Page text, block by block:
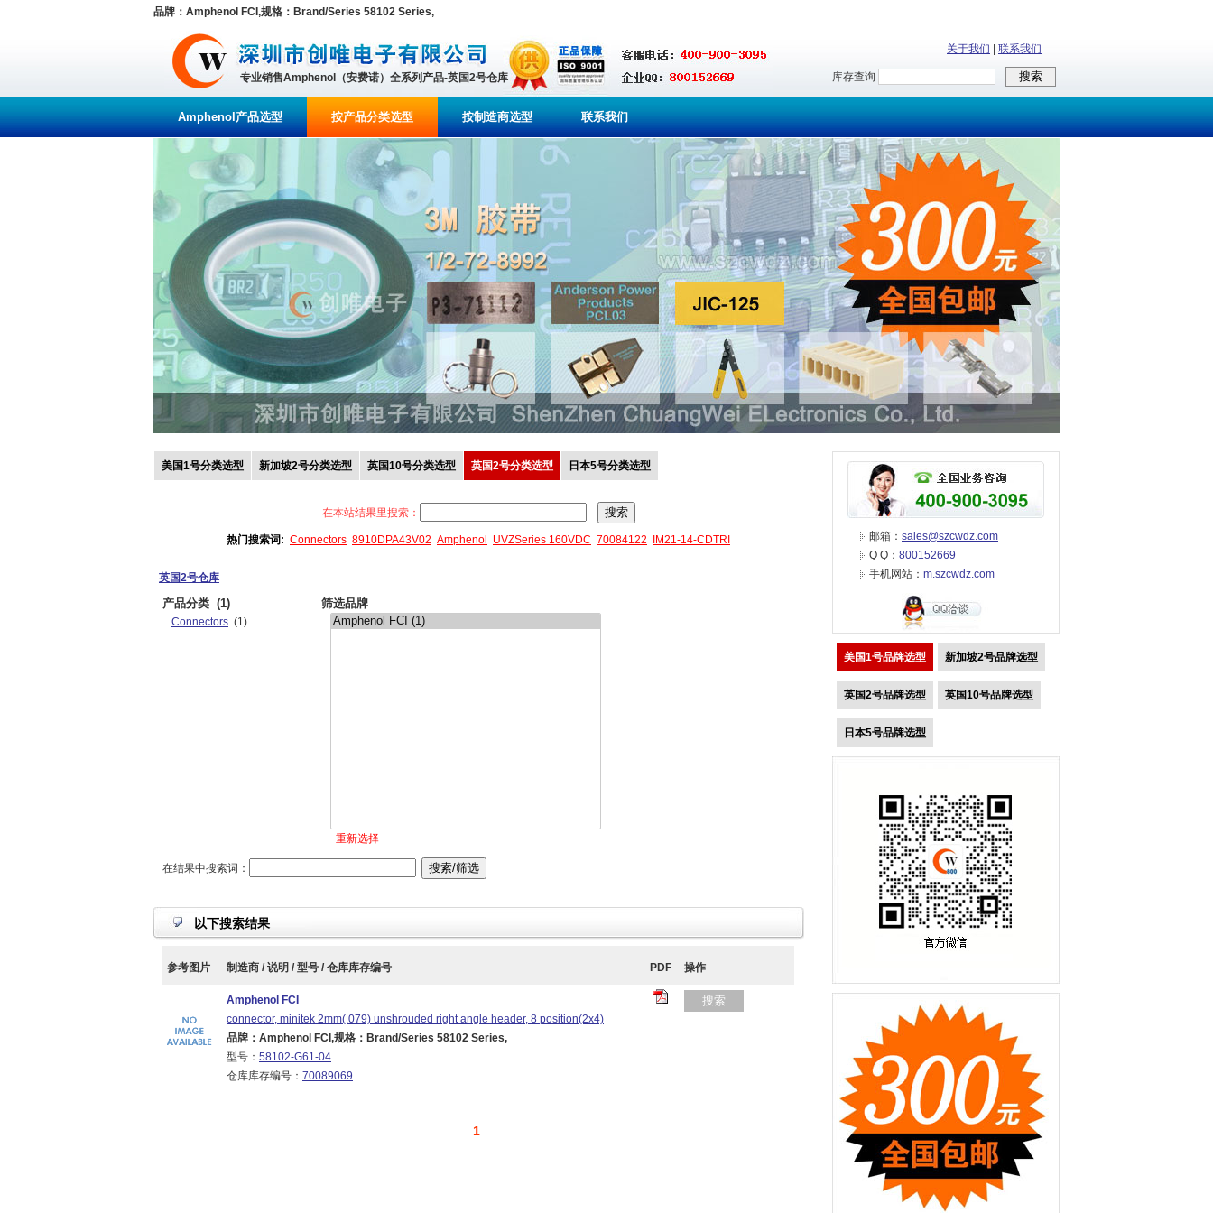
品牌：Amphenol FCI,规格：Brand/Series 58102 Series,
专业销售Amphenol（安费诺）全系列产品-英国2号仓库
关于我们 联系我们
库存查询
Amphenol产品选型 按产品分类选型 按制造商选型 联系我们
美国1号分类选型 新加坡2号分类选型 英国10号分类选型 英国2号分类选型 日本5号分类选型
在本站结果里搜索：
热门搜索词: Connectors 8910DPA43V02 Amphenol UVZSeries 160VDC 70084122 IM21-14-CDTRI
英国2号仓库
产品分类 (1)
Connectors (1)
筛选品牌
重新选择
在结果中搜索词：
以下搜索结果
参考图片 制造商 / 说明 / 型号 / 仓库库存编号 PDF 操作
Amphenol FCI
connector, minitek 2mm(.079) unshrouded right angle header, 8 position(2x4)
品牌：Amphenol FCI,规格：Brand/Series 58102 Series,
型号： 58102-G61-04
仓库库存编号： 70089069
搜索
1
邮箱： sales@szcwdz.com
Q Q： 800152669
手机网站： m.szcwdz.com
美国1号品牌选型 新加坡2号品牌选型
英国2号品牌选型 英国10号品牌选型
日本5号品牌选型